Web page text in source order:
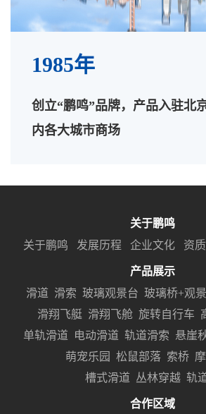
1985年
创立“鹏鸣”品牌，产品入驻北
内各大城市商场
关于鹏鸣
关于鹏鸣
发展历程 企业文化 资
产品展示
滑道 滑索 玻璃观景台 玻璃桥+观
滑翔飞艇 滑翔飞舱 旋转自行车
单轨滑道
电动滑道 轨道滑索 悬崖
萌宠乐园
松鼠部落 索桥
槽式滑道 丛林穿越 轨
合作区域